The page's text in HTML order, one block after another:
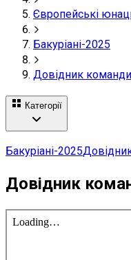
Європейські
Бакуріані-2025
Довідник команди
Категорії
Бакуріані-2025
Довідник